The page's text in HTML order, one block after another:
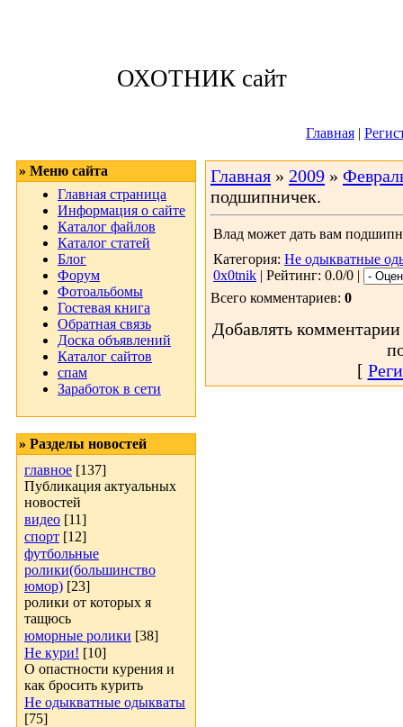
ОХОТНИК сайт
Главная |
» Меню сайта
Главная страница
Информация о сайте
Каталог файлов
Каталог статей
Блог
Форум
Фотоальбомы
Гостевая книга
Обратная связь
Доска объявлений
Каталог сайтов
спам
Заработок в сети
» Разделы новостей
главное [137]
Публикация актуальных
новостей
видео [11]
спорт [12]
футбольные
ролики(большинство
юмор) [23]
ролики от которых я
тащюсь
юморные ролики [38]
Не кури! [10]
О опастности курения и
как бросить курить
Не одыкватные одыкваты
[75]
Главная » 2009 »
подшипничек.
Влад может дать вам
Категория: Не одыкватные
0x0tnik | Рейтинг: 0.0/0 |
Всего комментариев: 0
Добавлять
[